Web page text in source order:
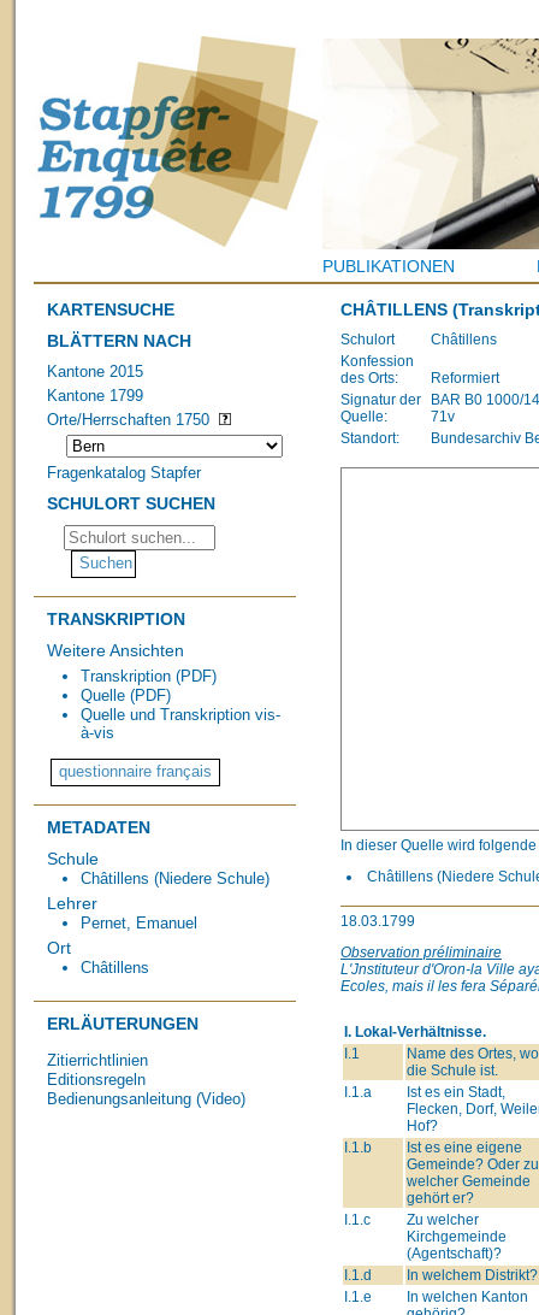
PUBLIKATIONEN
KARTENSUCHE
BLÄTTERN NACH
Kantone 2015
Kantone 1799
Orte/Herrschaften 1750
Fragenkatalog Stapfer
SCHULORT SUCHEN
TRANSKRIPTION
Weitere Ansichten
Transkription (PDF)
Quelle (PDF)
Quelle und Transkription vis-
à-vis
METADATEN
Schule
Châtillens (Niedere Schule)
Lehrer
Pernet, Emanuel
Ort
Châtillens
ERLÄUTERUNGEN
Zitierrichtlinien
Editionsregeln
Bedienungsanleitung (Video)
CHÂTILLENS
Schulort
Châtillens
Konfession
des Orts:
Reformiert
Signatur der
Quelle:
BAR B0 1000/
71v
Standort:
Bundesarchiv
In dieser Quelle wird
Châtillens (Niedere
18.03.1799
Observation préliminaire
L'Jnstituteur d'Oron-la Ville
Ecoles, mais il les fera
I. Lokal-Verhältnisse.
I.1
Name des Ortes, wo
die Schule ist.
I.1.a
Ist es ein Stadt,
Flecken, Dorf,
Hof?
I.1.b
Ist es eine eigene
Gemeinde? Oder zu
welcher Gemeinde
gehört er?
I.1.c
Zu welcher
Kirchgemeinde
(Agentschaft)?
I.1.d
In welchem Distrikt?
I.1.e
In welchen Kanton